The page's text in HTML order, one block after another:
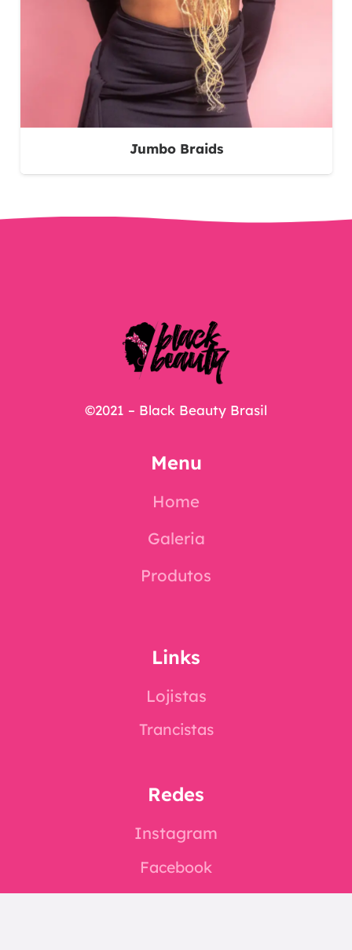
Jumbo Braids
©2021 – Black Beauty Brasil
Menu
Home
Galeria
Produtos
Links
Lojistas
Trancistas
Redes
Instagram
Facebook
E-mail